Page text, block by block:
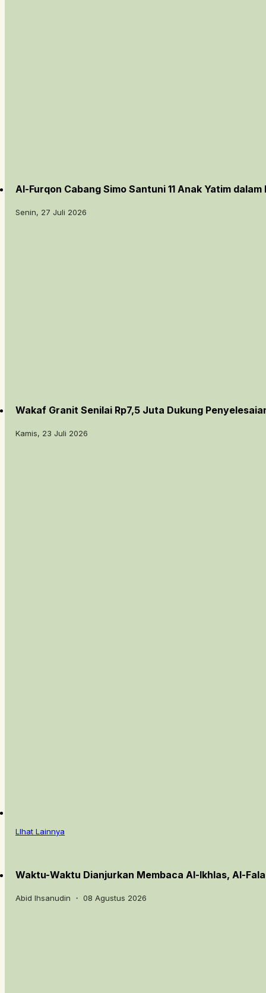
Al-Furqon Cabang Simo Santuni 11 Anak Yatim
Senin, 27 Juli 2026
Wakaf Granit Senilai Rp7,5 Juta Dukung
Kamis, 23 Juli 2026
LIhat Lainnya
Waktu-Waktu Dianjurkan Membaca Al-Ikhlas, Al-
Abid Ihsanudin ・ 08 Agustus 2026